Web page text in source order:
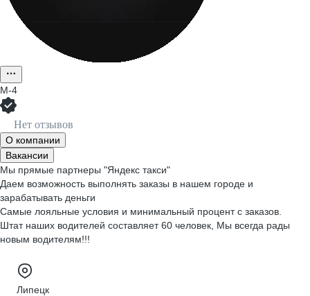
M-4
Нет отзывов
О компании
Вакансии
Мы прямые партнеры "Яндекс такси"
Даем возможность выполнять заказы в нашем городе и
зарабатывать деньги
Самые лояльные условия и минимальный процент с заказов.
Штат наших водителей составляет 60 человек, Мы всегда рады
новым водителям!!!
Липецк